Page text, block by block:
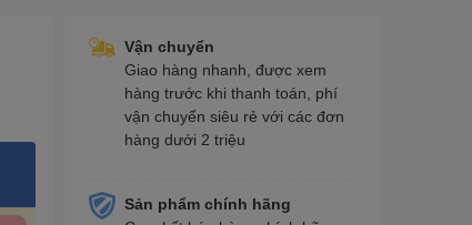
Vận chuyển
Giao hàng nhanh, được xem
hàng trước khi thanh toán, phí
vận chuyển siêu rẻ với các đơn
hàng dưới 2 triệu
Sản phẩm chính hãng